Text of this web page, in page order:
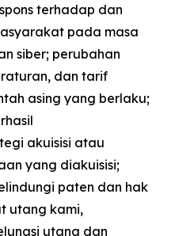
terhadap dan
pada masa
siber; perubahan
dan tarif
asing yang berlaku;
akuisisi atau
yang diakuisisi;
paten dan hak
utang kami,
utang dan